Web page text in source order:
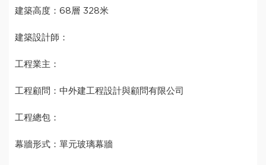
建築高度：68層 328米
建築設計師：
工程業主：
工程顧問：中外建工程設計與顧問有限公司
工程總包：
幕牆形式：單元玻璃幕牆